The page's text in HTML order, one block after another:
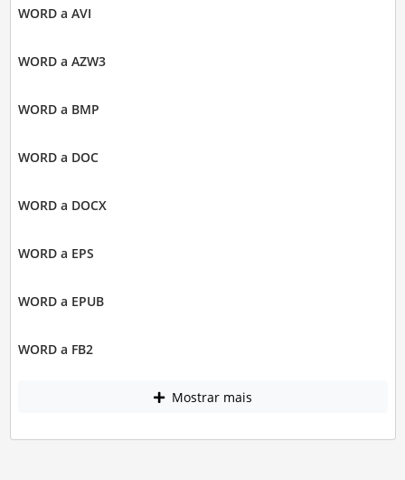
WORD a AVI
WORD a AZW3
WORD a BMP
WORD a DOC
WORD a DOCX
WORD a EPS
WORD a EPUB
WORD a FB2
Mostrar mais